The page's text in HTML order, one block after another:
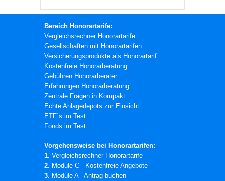
Bereich Honorartarife:
Vergleichsrechner Honorartarife
Gesellschaften mit Honorartarifen
Versicherungsprodukte als Honorartarif
Kostenfreie Honorarberatung
Gebühren Honorarberater
Erfahrungen Honorarberatung
Zentrale Fragen in Kompakt
Echte Anlagedepots zur Einsicht
ETF´s im Test
Fonds im Test
Vorgehensweise bei Honorartarifen:
1. Vergleichsrechner Honorartarife
2. Module C - Kostenfreie Angebote
3. Module A - Antrag buchen